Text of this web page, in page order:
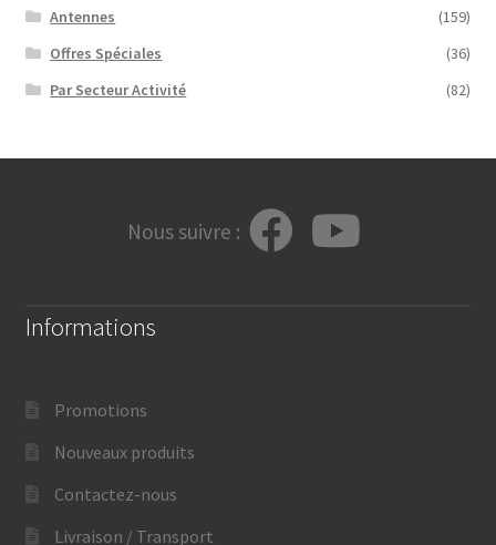
Antennes
(159)
Offres Spéciales
(36)
Par Secteur Activité
(82)
Nous suivre :
Informations
Promotions
Nouveaux produits
Contactez-nous
Livraison / Transport